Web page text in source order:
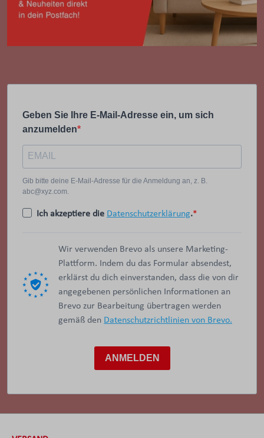
Geben Sie Ihre E-Mail-Adresse ein, um sich
anzumelden
Gib bitte deine E-Mail-Adresse für die Anmeldung an, z. B.
abc@xyz.com.
Ich akzeptiere die Datenschutzerklärung.
Wir verwenden Brevo als unsere Marketing-
Plattform. Indem du das Formular absendest,
erklärst du dich einverstanden, dass die von dir
angegebenen persönlichen Informationen an
Brevo zur Bearbeitung übertragen werden
gemäß den Datenschutzrichtlinien von Brevo.
ANMELDEN